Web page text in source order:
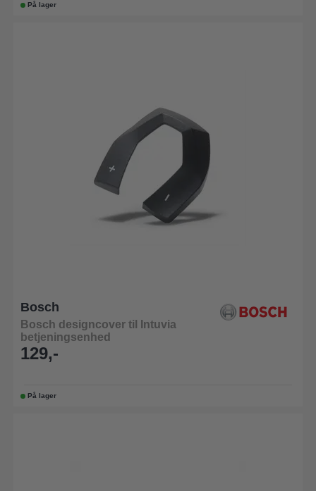
På lager
Bosch
Bosch designcover til Intuvia
betjeningsenhed
129,-
På lager